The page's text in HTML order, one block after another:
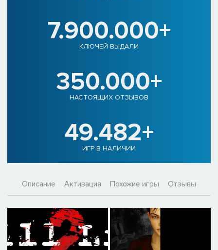
7.900.000+
КЛЮЧЕЙ ВЫДАЛИ
350.000+
НАСТОЯЩИХ ОТЗЫВОВ
49.482+
ИГР В НАЛИЧИИ
Описание Активация Похожие игры Отзывы